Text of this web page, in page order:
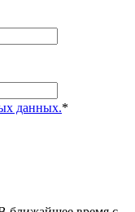
данных.*